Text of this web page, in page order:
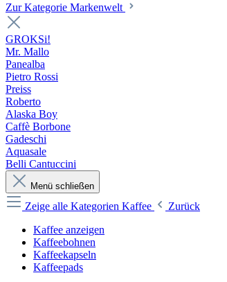
Zur Kategorie Markenwelt
GROKSi!
Mr. Mallo
Panealba
Pietro Rossi
Preiss
Roberto
Alaska Boy
Caffè Borbone
Gadeschi
Aquasale
Belli Cantuccini
Menü schließen
Zeige alle Kategorien Kaffee
Zurück
Kaffee anzeigen
Kaffeebohnen
Kaffeekapseln
Kaffeepads